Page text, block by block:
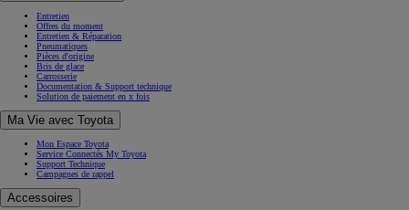
Entretien
Offres du moment
Entretien & Réparation
Pneumatiques
Pièces d'origine
Bris de glace
Carrosserie
Documentation & Support technique
Solution de paiement en x fois
Ma Vie avec Toyota
Mon Espace Toyota
Service Connectés My Toyota
Support Technique
Campagnes de rappel
Accessoires